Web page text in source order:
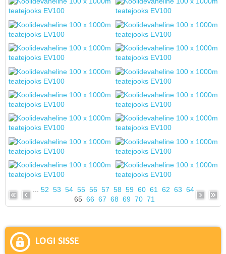
52 53 54 55 56 57 58 59 60 61 62 63 64
65 66 67 68 69 70 71
LOGI SISSE